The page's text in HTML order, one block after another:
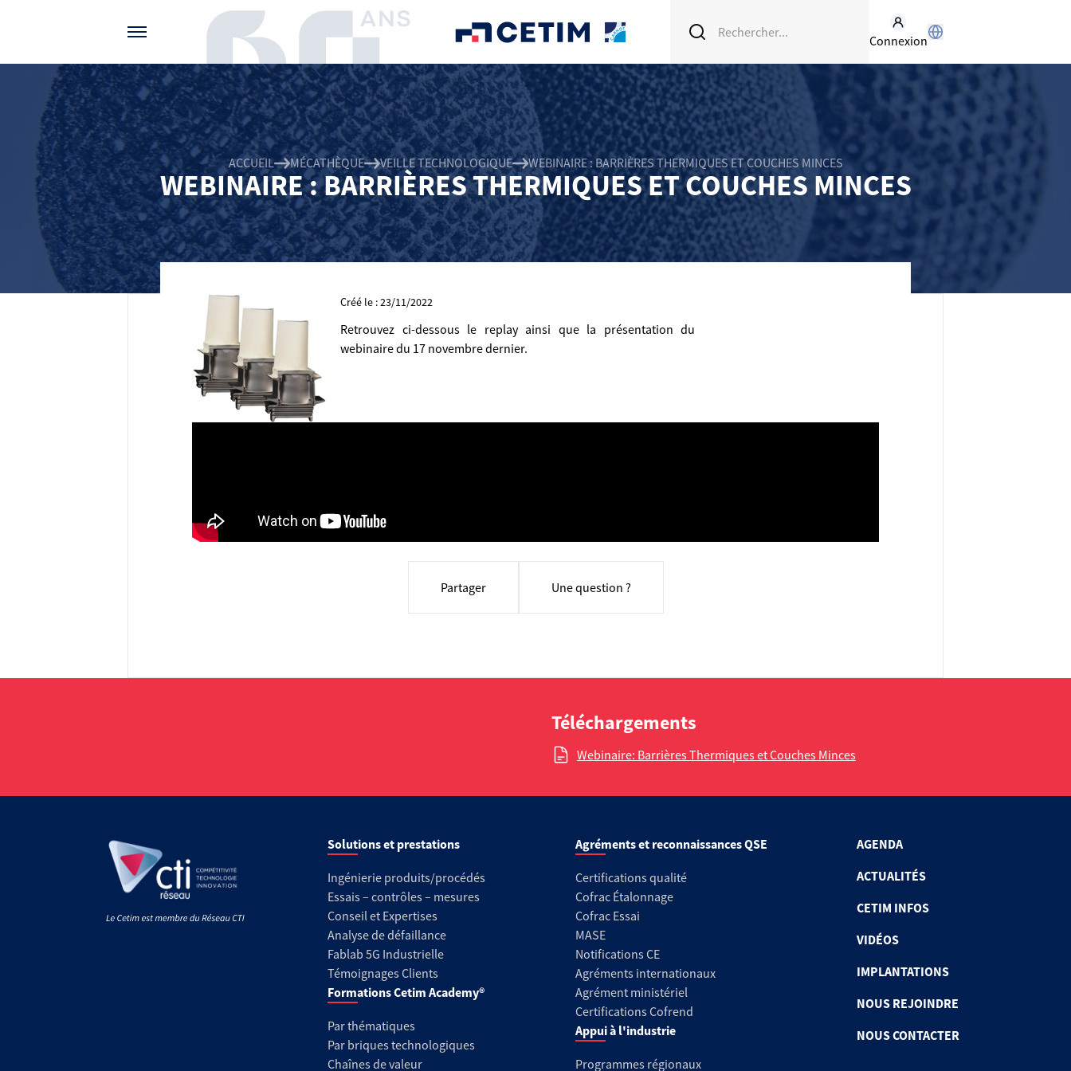
Connexion
ACCUEIL MÉCATHÈQUE VEILLE TECHNOLOGIQUE WEBINAIRE : BARRIÈRES THERMIQUES ET COUCHES MINCES
WEBINAIRE : BARRIÈRES THERMIQUES ET COUCHES MINCES
Créé le : 23/11/2022
Retrouvez ci-dessous le replay ainsi que la présentation du
webinaire du 17 novembre dernier.
Partager Une question ?
Téléchargements
Webinaire: Barrières Thermiques et Couches Minces
Solutions et prestations
Ingénierie produits/procédés
Essais – contrôles – mesures
Conseil et Expertises
Analyse de défaillance
Fablab 5G Industrielle
Témoignages Clients
Formations Cetim Academy®
Par thématiques
Par briques technologiques
Chaînes de valeur
Agréments et reconnaissances QSE
Certifications qualité
Cofrac Étalonnage
Cofrac Essai
MASE
Notifications CE
Agréments internationaux
Agrément ministériel
Certifications Cofrend
Appui à l'industrie
Programmes régionaux
AGENDA
ACTUALITÉS
CETIM INFOS
VIDÉOS
IMPLANTATIONS
NOUS REJOINDRE
NOUS CONTACTER